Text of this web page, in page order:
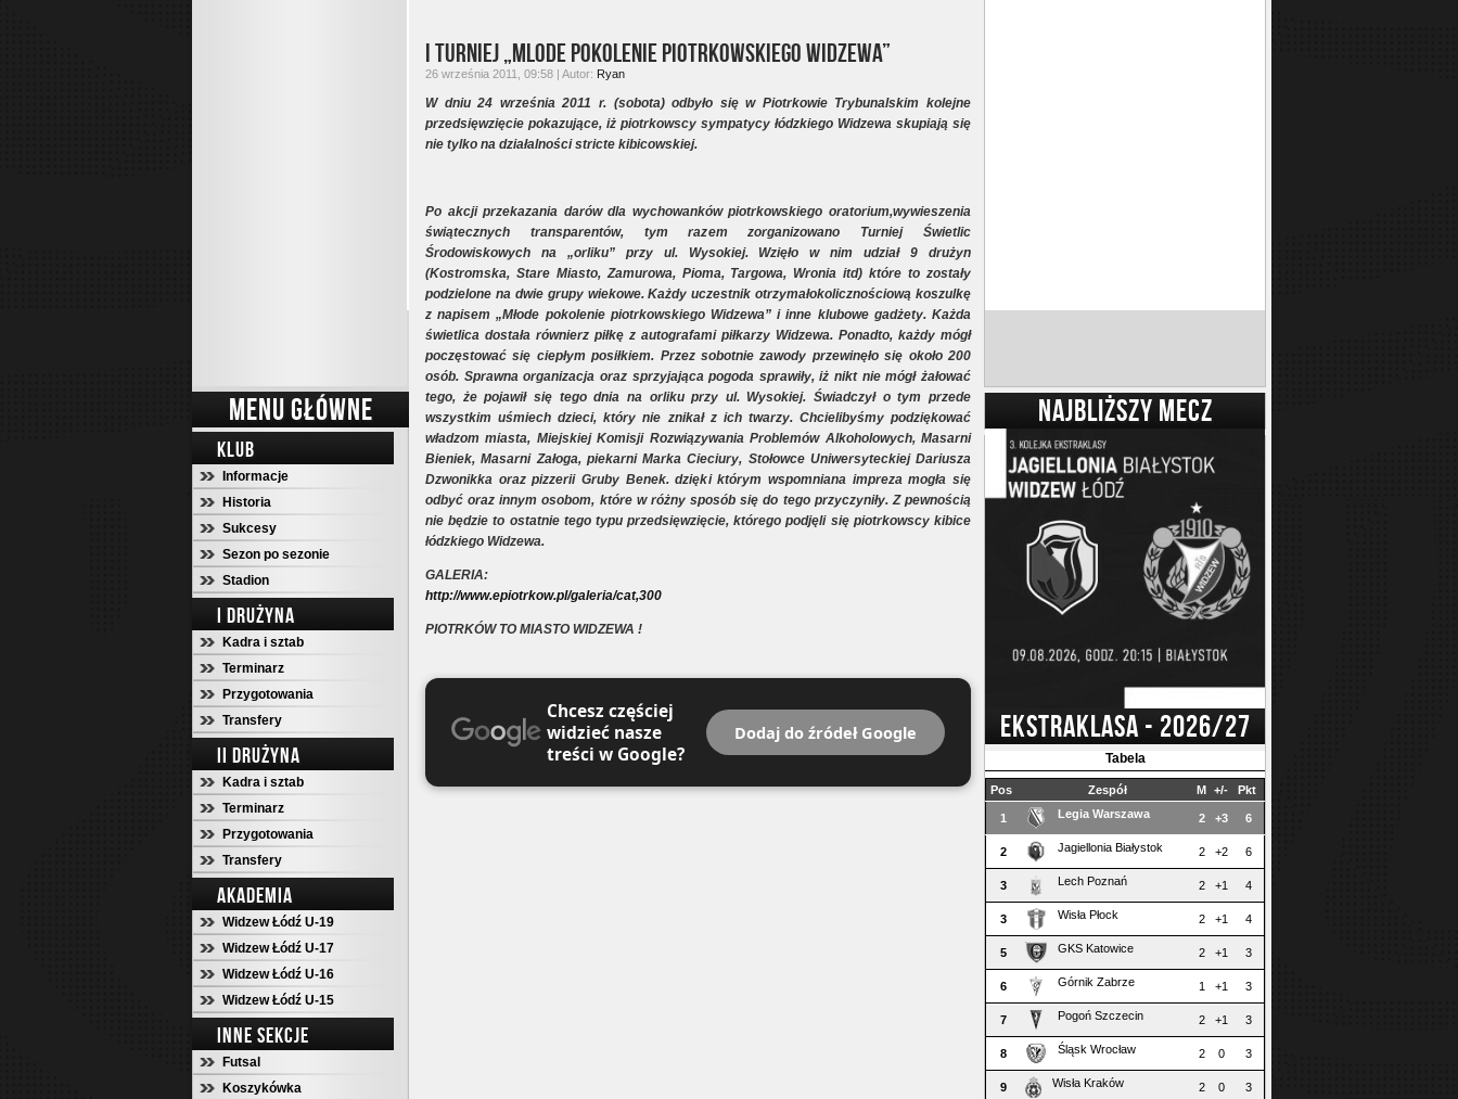
MENU GŁÓWNE
KLUB
Informacje
Historia
Sukcesy
Sezon po sezonie
Stadion
I DRUŻYNA
Kadra i sztab
Terminarz
Przygotowania
Transfery
II DRUŻYNA
Kadra i sztab
Terminarz
Przygotowania
Transfery
AKADEMIA
Widzew Łódź U-19
Widzew Łódź U-17
Widzew Łódź U-16
Widzew Łódź U-15
INNE SEKCJE
Futsal
Koszykówka
I TURNIEJ „Mlode Pokolenie Piotrkowskiego Widzewa”
26 września 2011, 09:58 | Autor: Ryan
W dniu 24 września 2011 r. (sobota) odbyło się w Piotrkowie Trybunalskim kolejne
przedsięwzięcie pokazujące, iż piotrkowscy sympatycy łódzkiego Widzewa skupiają się
nie tylko na działalności stricte kibicowskiej.
Po akcji przekazania darów dla wychowanków piotrkowskiego oratorium,wywieszenia
świątecznych transparentów, tym razem zorganizowano Turniej Świetlic
Środowiskowych na „orliku” przy ul. Wysokiej. Wzięło w nim udział 9 drużyn
(Kostromska, Stare Miasto, Zamurowa, Pioma, Targowa, Wronia itd) które to zostały
podzielone na dwie grupy wiekowe. Każdy uczestnik otrzymałokolicznościową koszulkę
z napisem „Młode pokolenie piotrkowskiego Widzewa” i inne klubowe gadżety. Każda
świetlica dostała równierz piłkę z autografami piłkarzy Widzewa. Ponadto, każdy mógł
poczęstować się ciepłym posiłkiem. Przez sobotnie zawody przewinęło się około 200
osób. Sprawna organizacja oraz sprzyjająca pogoda sprawiły, iż nikt nie mógł żałować
tego, że pojawił się tego dnia na orliku przy ul. Wysokiej. Świadczył o tym przede
wszystkim uśmiech dzieci, który nie znikał z ich twarzy. Chcielibyśmy podziękować
władzom miasta, Miejskiej Komisji Rozwiązywania Problemów Alkoholowych, Masarni
Bieniek, Masarni Załoga, piekarni Marka Cieciury, Stołowce Uniwersyteckiej Dariusza
Dzwonikka oraz pizzerii Gruby Benek. dzięki którym wspomniana impreza mogła się
odbyć oraz innym osobom, które w różny sposób się do tego przyczyniły. Z pewnością
nie będzie to ostatnie tego typu przedsięwzięcie, którego podjęli się piotrkowscy kibice
łódzkiego Widzewa.
GALERIA:
http://www.epiotrkow.pl/galeria/cat,300
PIOTRKÓW TO MIASTO WIDZEWA !
Chcesz częściej
widzieć nasze
treści w Google?
Dodaj do źródeł Google
NAJBLIŻSZY MECZ
EKSTRAKLASA - 2026/27
Tabela
Pos Zespół M +/- Pkt
1 Legia Warszawa 2 +3 6
2 Jagiellonia Białystok 2 +2 6
3 Lech Poznań 2 +1 4
3 Wisła Płock 2 +1 4
5 GKS Katowice 2 +1 3
6 Górnik Zabrze 1 +1 3
7 Pogoń Szczecin 2 +1 3
8 Śląsk Wrocław 2 0 3
9 Wisła Kraków 2 0 3